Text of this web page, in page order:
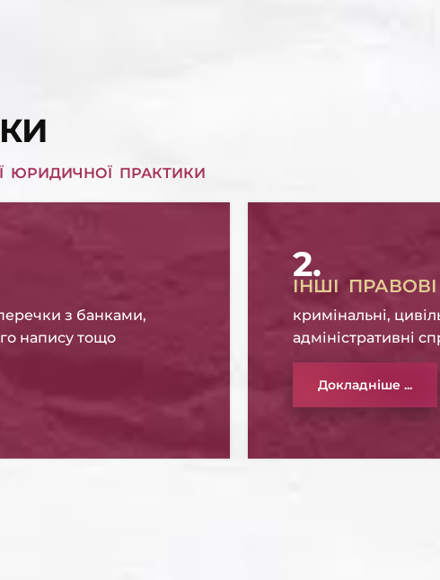
ПРАКТИКИ
з банками,
напису тощо
2.
ІНШІ
кримінальні,
адміністративні
Докладніше ...